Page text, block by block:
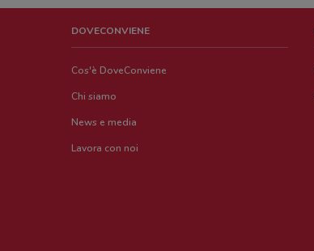
DOVECONVIENE
Cos'è DoveConviene
Chi siamo
News e media
Lavora con noi